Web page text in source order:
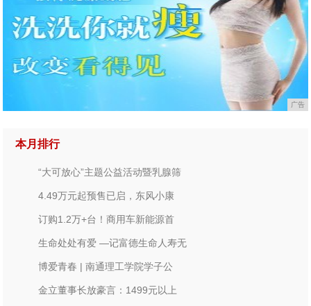
广告
本月排行
“大可放心”主题公益活动暨乳腺筛
4.49万元起预售已启，东风小康
订购1.2万+台！商用车新能源首
生命处处有爱 —记富德生命人寿无
博爱青春 | 南通理工学院学子公
金立董事长放豪言：1499元以上